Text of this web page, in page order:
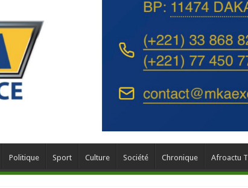
Politique Sport Culture Société Chronique Afroactu